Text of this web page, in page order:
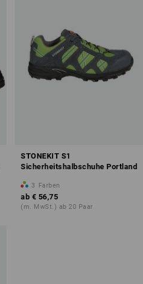
STONEKIT S1
Sicherheitshalbschuhe Portland
3 Farben
ab € 56,75
(m. MwSt.) ab 20 Paar